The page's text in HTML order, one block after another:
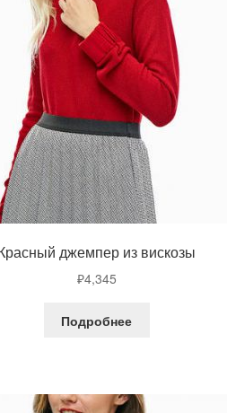
джемпер из вискозы
₽4,345
Подробнее